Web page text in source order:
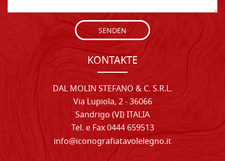
SENDEN
KONTAKTE
DAL MOLIN STEFANO & C. S.R.L.
Via Lupiola, 2 - 36066
Sandrigo (VI) ITALIA
Tel. e Fax 0444 659513
info@iconografiatavolelegno.it